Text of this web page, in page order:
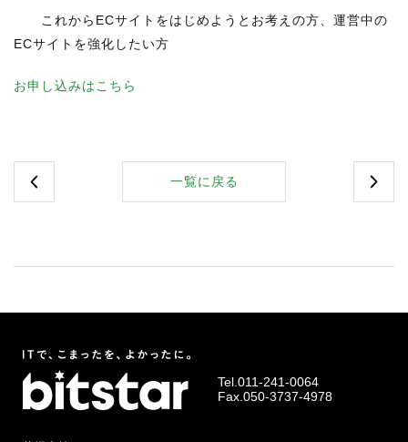
これからECサイトをはじめようとお考えの方、運営中の
ECサイトを強化したい方
お申し込みはこちら
一覧に戻る
Tel. 011-241-0064
Fax.050-3737-4978